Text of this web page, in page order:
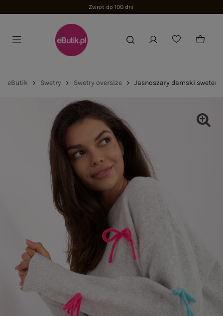
Zwrot do 100 dni
eButik Swetry Swetry oversize Jasnoszary damski sweter